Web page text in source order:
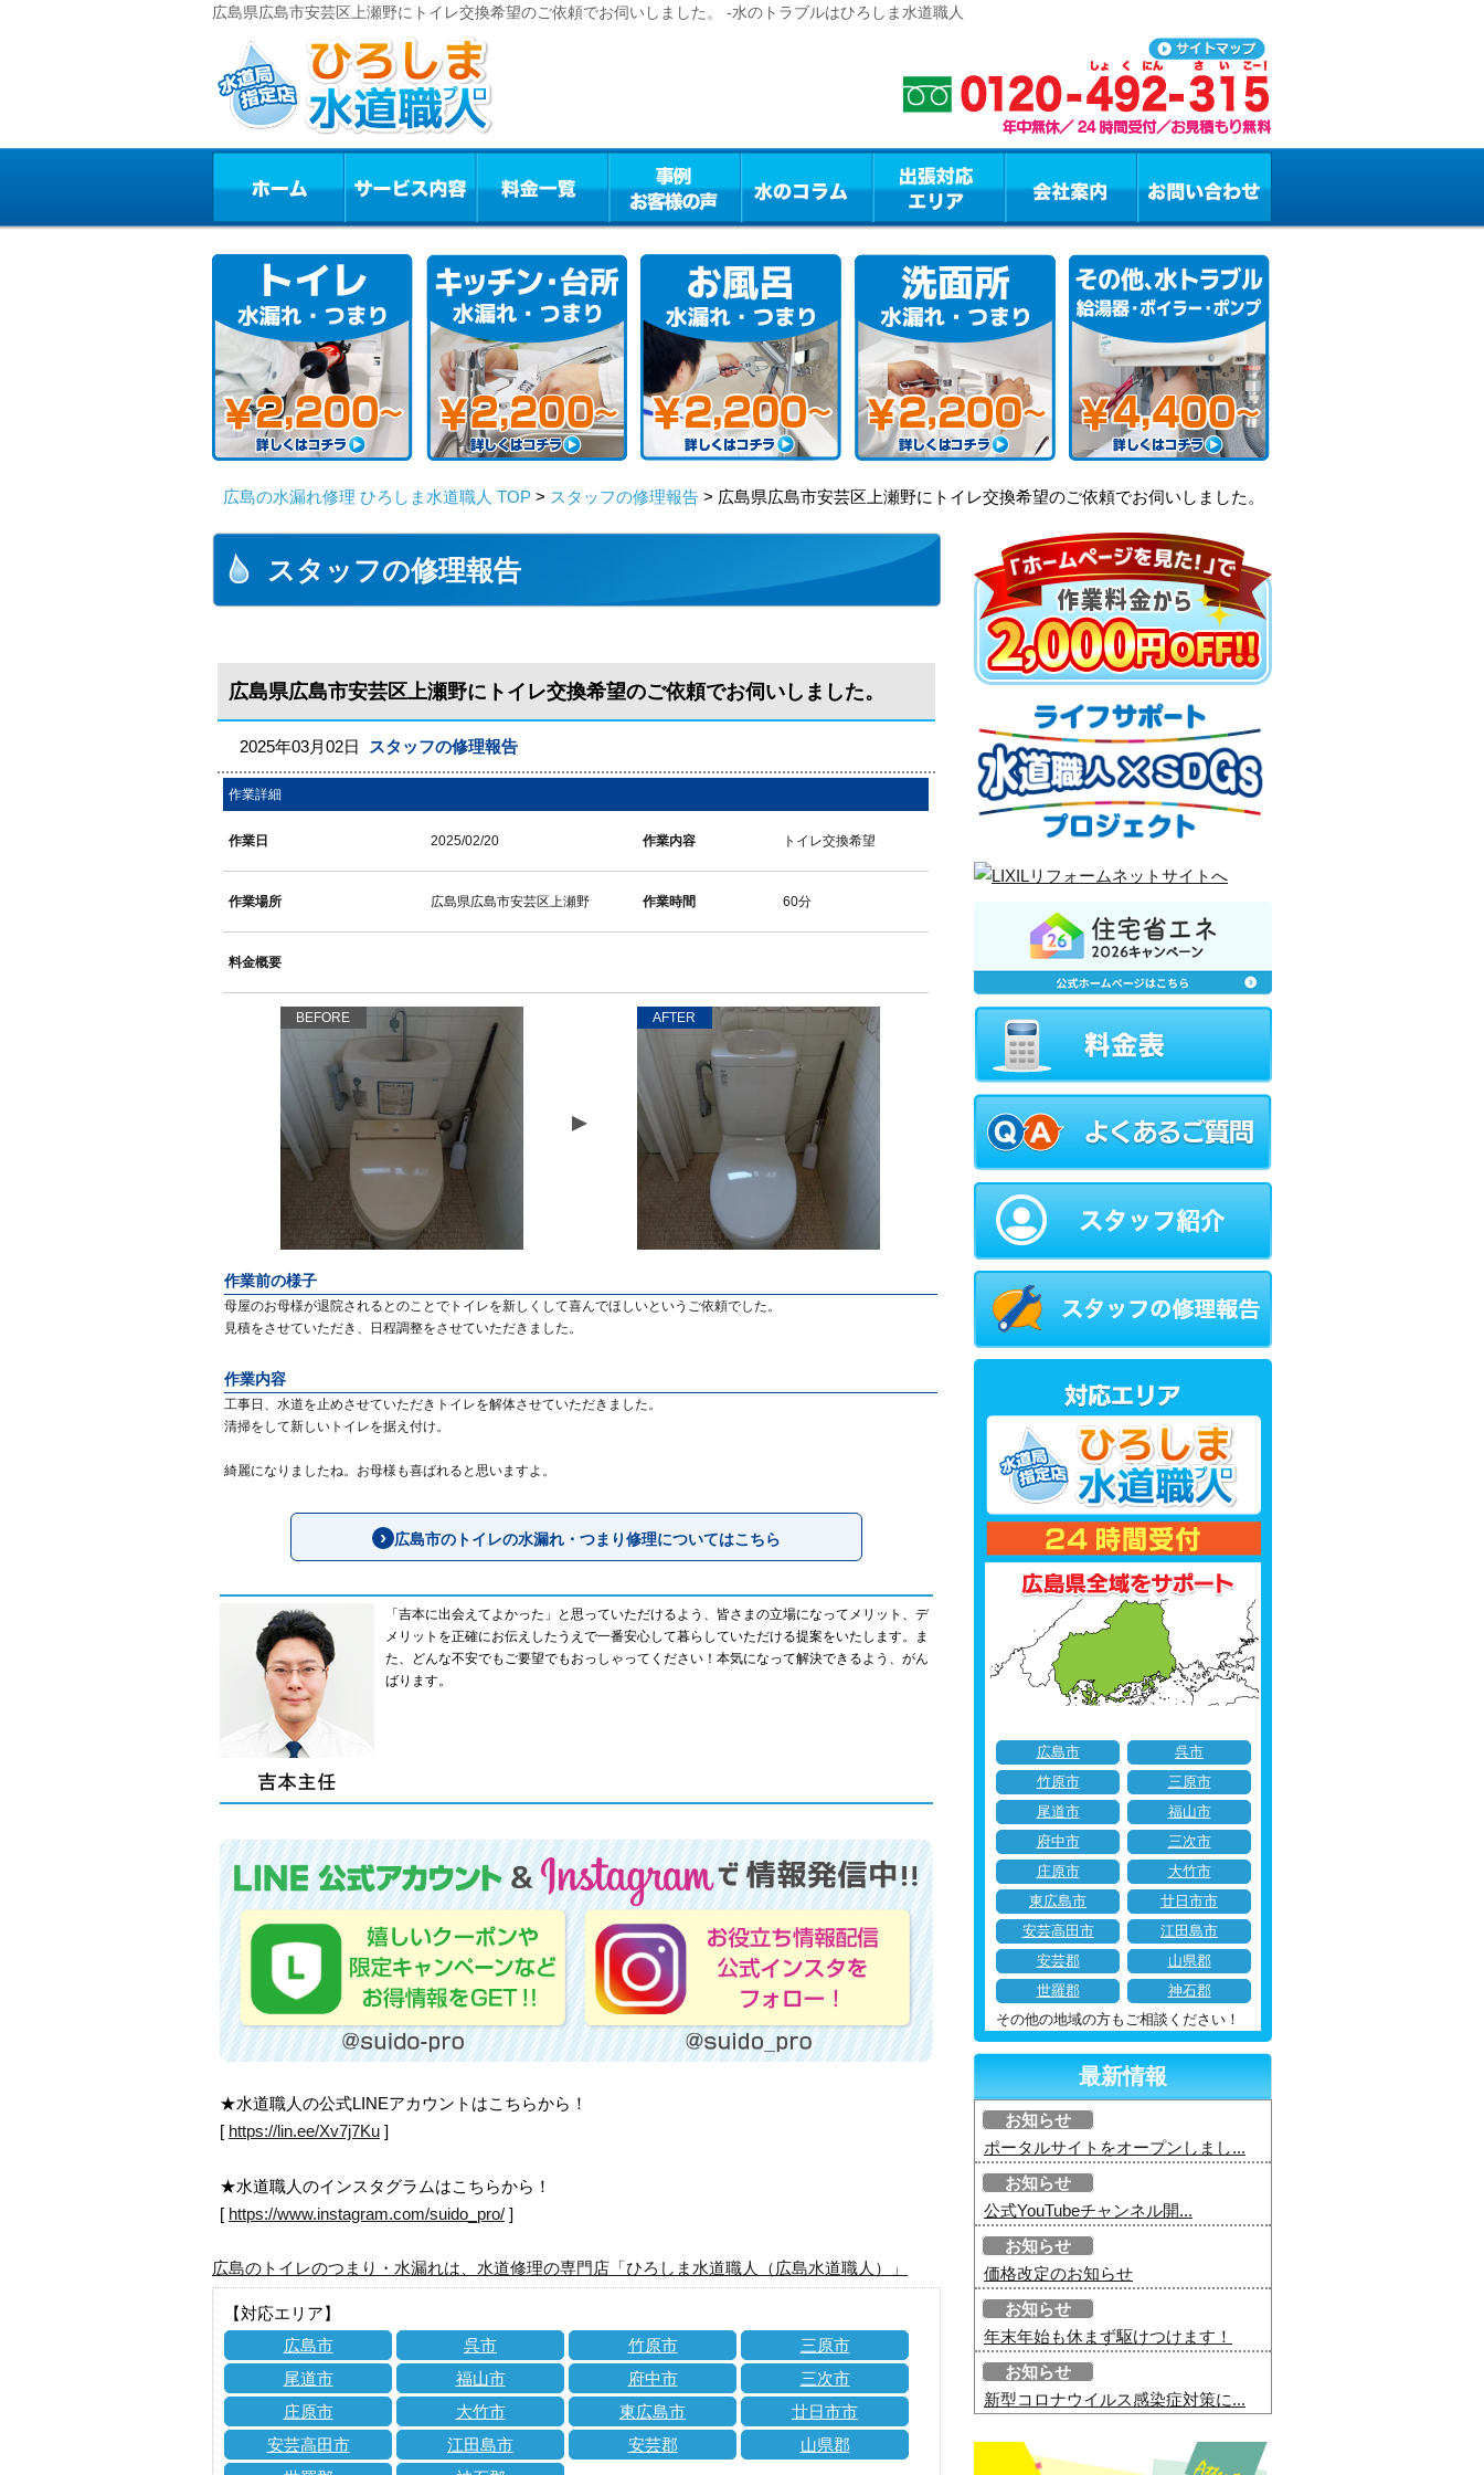
広島県広島市安芸区上瀬野にトイレ交換希望のご依頼でお伺いしました。 -水のトラブルはひろしま水道職人
広島の水漏れ修理 ひろしま水道職人 TOP > スタッフの修理報告 > 広島県広島市安芸区上瀬野にトイレ交換希望のご依頼でお伺いしました。
スタッフの修理報告
広島県広島市安芸区上瀬野にトイレ交換希望のご依頼でお伺いしました。
2025年03月02日 スタッフの修理報告
作業詳細
作業日 2025/02/20 作業内容 トイレ交換希望
作業場所 広島県広島市安芸区上瀬野 作業時間 60分
料金概要
BEFORE AFTER
作業前の様子
母屋のお母様が退院されるとのことでトイレを新しくして喜んでほしいというご依頼でした。
見積をさせていただき、日程調整をさせていただきました。
作業内容
工事日、水道を止めさせていただきトイレを解体させていただきました。
清掃をして新しいトイレを据え付け。
綺麗になりましたね。お母様も喜ばれると思いますよ。
広島市のトイレの水漏れ・つまり修理についてはこちら
「吉本に出会えてよかった」と思っていただけるよう、皆さまの立場になってメリット、デ
メリットを正確にお伝えしたうえで一番安心して暮らしていただける提案をいたします。ま
た、どんな不安でもご要望でもおっしゃってください！本気になって解決できるよう、がん
ばります。
★水道職人の公式LINEアカウントはこちらから！
[ https://lin.ee/Xv7j7Ku ]
★水道職人のインスタグラムはこちらから！
[ https://www.instagram.com/suido_pro/ ]
広島のトイレのつまり・水漏れは、水道修理の専門店「ひろしま水道職人（広島水道職人）」
【対応エリア】
広島市
呉市 竹原市
三原市
尾道市
福山市 府中市
三次市
庄原市
大竹市 東広島市
廿日市市
安芸高田市
江田島市 安芸郡
山県郡
広島市
呉市
竹原市
三原市
尾道市
福山市
府中市
三次市
庄原市
大竹市
東広島市
廿日市市
安芸高田市
江田島市
安芸郡
山県郡
世羅郡
神石郡
その他の地域の方もご相談ください！
最新情報
お知らせ
ポータルサイトをオープンしまし...
お知らせ
公式YouTubeチャンネル開...
お知らせ
価格改定のお知らせ
お知らせ
年末年始も休まず駆けつけます！
お知らせ
新型コロナウイルス感染症対策に...